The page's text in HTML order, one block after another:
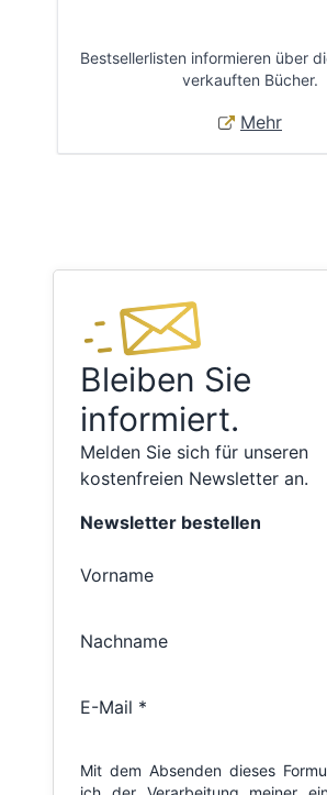
Bestsellerlisten informieren über
verkauften Bücher.
Mehr
Bleiben Sie
informiert.
Melden Sie sich für unseren
kostenfreien Newsletter an.